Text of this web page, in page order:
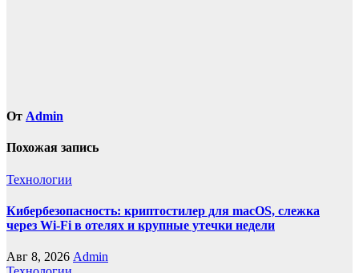
От Admin
Похожая запись
Технологии
Кибербезопасность: криптостилер для macOS, слежка
через Wi-Fi в отелях и крупные утечки недели
Авг 8, 2026 Admin